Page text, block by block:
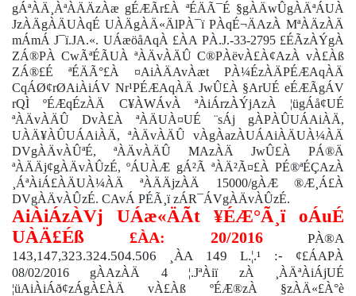
gÁªÀÄ¸ÀªÀÄÄzÀæ gÉÆÃr£À ªÉÄÃ¯É §gÀÄwÛgÀÄªÁUÀ
JzÀÄgÀÄUÀqÉ UÀÄgÀÄ«ÄlPÀ¯ï PÀqÉ¬ÄAzÀ MªÀÄzÀÄ
mÁmÁ J¯ï.JA.«. UÁæöåAqÀ £ÀA PÀ.J.-33-2795 £ÉÃzÀÝgÀ
ZÁ®PÀ CwÃªÉÃUÀ ªÀÄvÀÄÛ C®PÀëvÀ£À¢AzÀ vÀ£Àß
ZÁ®£É ªÉÄÃ°£À ¤AiÀÄAvÀæt PÀ¼ÉzÀÄPÉÆAqÀÄ
CqÁØ¢rØAiÀiÁV Nr¹PÉÆAqÀÄ JwÛ£À §ArUÉ eÉÆÃgÁV
rQÌ ºÉÆqÉzÀÄ C¥ÀWÁvÀ ªÀiÁrzÀÝjAzÀ ¦ügÁå¢UÉ
ªÀÄvÀÄÛ DvÀ£À ªÀÄUÀ¤UÉ ¨sÁj gÀPÀÛUÁAiÀÄ,
UÀÄ¥ÀÛUÁAiÀÄ, ªÀÄvÀÄÛ vÀgÀazÀUÁAiÀÄUÀ¼ÀÄ
DVgÀÄvÀÛªÉ, ªÀÄvÀÄÛ MAzÀÄ JwÛ£À PÁ®Ä
ªÀÄÄj¢gÀÄvÀÛzÉ, ºÁUÀÆ gÁ²Ã ªÀÄ²Ã¤£À PÉ®ªÉÇAzÀ
¸ÁªÀiÁ£ÀÄUÀ¼ÀÄ ªÀÄÄjzÀÄ 15000/gÀÆ ®Æ¸Á£À
DVgÀÄvÀÛzÉ. CAvÁ PÉÃ¸ï zÁR¯ÁVgÀÄvÀÛzÉ.
AiÀiÁzÀVj UÁæ«ÄÃt ¥ÉÆ°Ã¸ï oÁuÉ
UÀÄ£Éß£ÀA: 20/2016PÀ®A
143,147,323.324.504.506 ¸ÀA 149 L.¦.¹ :-
¢£ÁAPÀ
08/02/2016 gÀAzÀÄ 4 ¦.JªÀiï zÀ ¸ÀÄªÀiÁjUÉ
¦üAiÀiÁð¢zÁgÀ£ÀÄ vÀ£Àß ºÉÆ®zÀ §zÀÄ«£À°è